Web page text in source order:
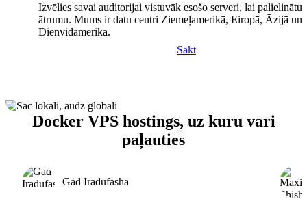
Izvēlies savai auditorijai vistuvāk esošo serveri, lai palielinātu
ātrumu. Mums ir datu centri Ziemeļamerikā, Eiropā, Āzijā un
Dienvidamerikā.
Sākt
Docker VPS hostings, uz kuru vari
paļauties
Gad Iradufasha